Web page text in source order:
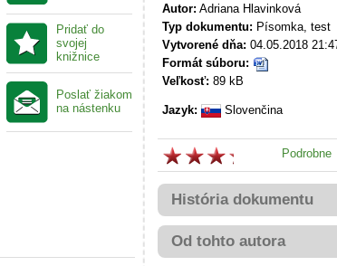
Pridať do
svojej
knižnice
Poslať žiakom
na nástenku
Autor: Adriana Hlavinková
Typ dokumentu: Písomka, test
Vytvorené dňa: 04.05.2018
Formát súboru:
Veľkosť: 89 kB
Jazyk: Slovenčina
Podrobne
História dokumentu
Od tohto autora